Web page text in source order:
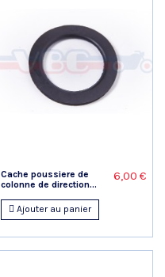
Cache poussiere de
colonne de direction...
6,00 €
Ajouter au panier